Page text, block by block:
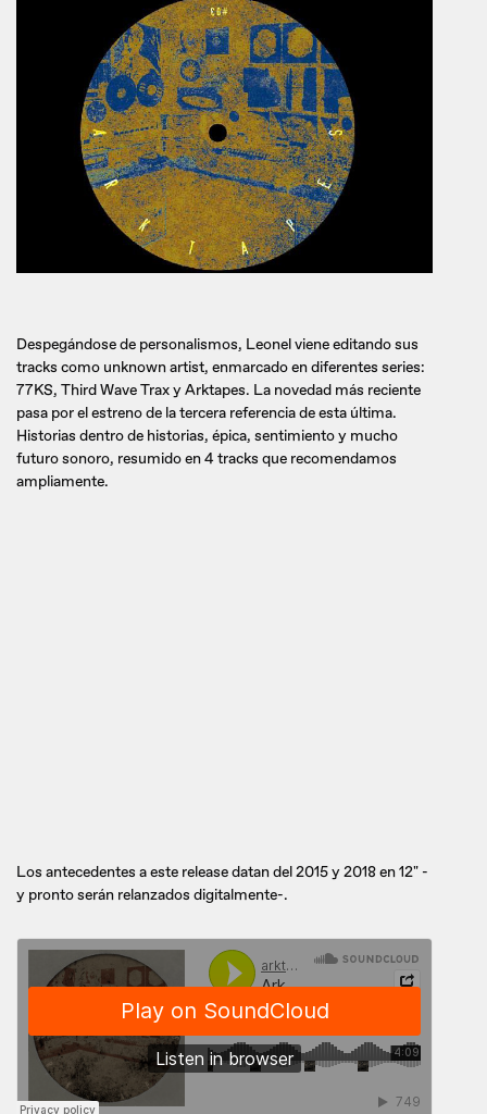
Despegándose de personalismos, Leonel viene editando sus
tracks como unknown artist, enmarcado en diferentes series:
77KS, Third Wave Trax y Arktapes. La novedad más reciente
pasa por el estreno de la tercera referencia de esta última.
Historias dentro de historias, épica, sentimiento y mucho
futuro sonoro, resumido en 4 tracks que recomendamos
ampliamente.
Los antecedentes a este release datan del 2015 y 2018 en 12" -
y pronto serán relanzados digitalmente-.